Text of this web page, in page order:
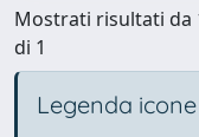
Mostrati risultati da
di 1
Legenda icone